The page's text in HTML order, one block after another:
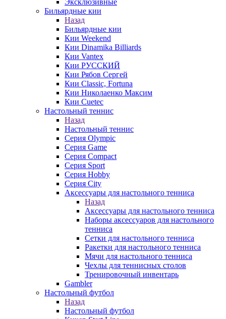
Эксклюзивные
Бильярдные кии
Назад
Бильярдные кии
Кии Weekend
Кии Dinamika Billiards
Кии Vantex
Кии РУССКИЙ
Кии Рябов Сергей
Кии Classic, Fortuna
Кии Николаенко Максим
Кии Cuetec
Настольный теннис
Назад
Настольный теннис
Серия Olympic
Серия Game
Серия Compact
Серия Sport
Серия Hobby
Серия City
Аксессуары для настольного тенниса
Назад
Аксессуары для настольного тенниса
Наборы аксессуаров для настольного
тенниса
Сетки для настольного тенниса
Ракетки для настольного тенниса
Мячи для настольного тенниса
Чехлы для теннисных столов
Тренировочный инвентарь
Gambler
Настольный футбол
Назад
Настольный футбол